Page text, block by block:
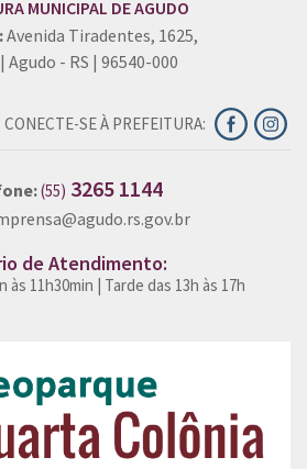
MUNICIPAL DE AGUDO
Avenida Tiradentes, 1625,
Agudo - RS | 96540-000
CONECTE-SE À PREFEITURA:
(55) 3265 1144
de Atendimento:
às 11h30min | Tarde das 13h às 17h